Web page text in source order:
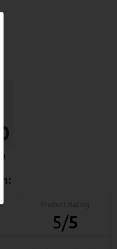
5/5